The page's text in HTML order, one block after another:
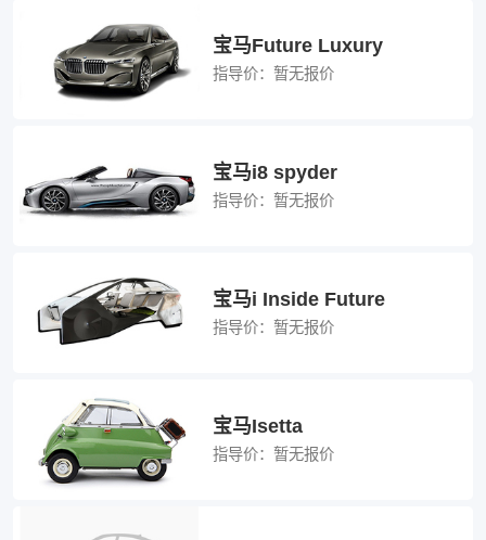
宝马Future Luxury
指导价： 暂无报价
宝马i8 spyder
指导价： 暂无报价
宝马i Inside Future
指导价： 暂无报价
宝马Isetta
指导价： 暂无报价